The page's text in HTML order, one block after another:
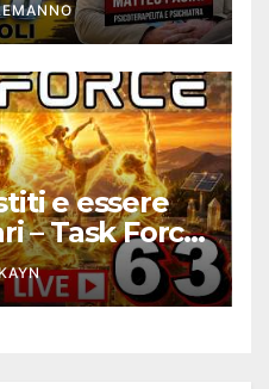
294
e essere
– Task Force
63